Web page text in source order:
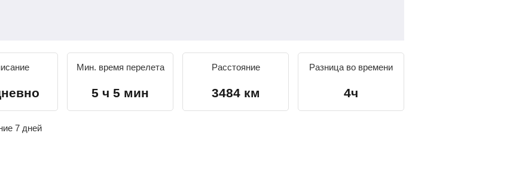
Мин. время перелета
5 ч 5 мин
Расстояние
3484 км
Разница во времени
4ч
7 дней